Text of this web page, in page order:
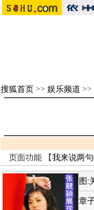
搜狐首页 >> 娱乐频道 >>
页面功能 【我来说两
图:
章